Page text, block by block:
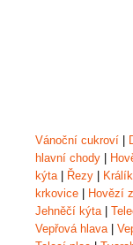
Vánoční cukroví
hlavní chody
kýta| Řezy Králík
krkovice
Hovězí
Jehněčí kýta|
Vepřová hlava|